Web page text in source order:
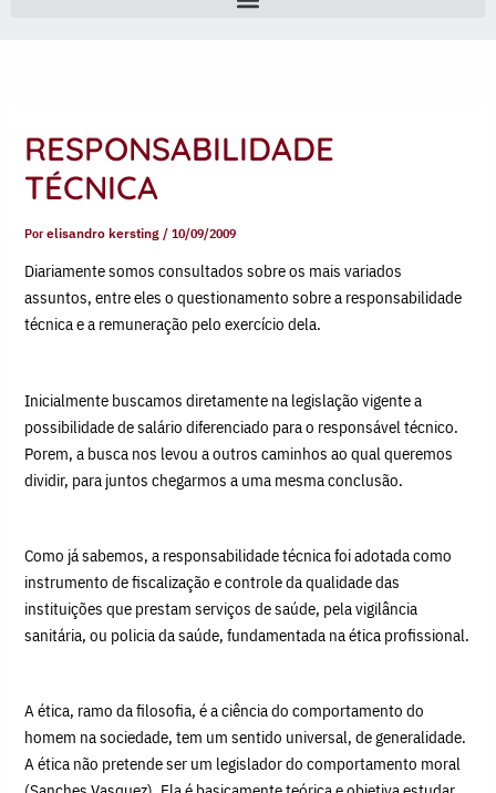
RESPONSABILIDADE
TÉCNICA
Porelisandro kersting /10/09/2009
Diariamente somos consultados sobre os mais variados
assuntos, entre eles o questionamento sobre a responsabilidade
técnica e a remuneração pelo exercício dela.
Inicialmente buscamos diretamente na legislação vigente a
possibilidade de salário diferenciado para o responsável técnico.
Porem, a busca nos levou a outros caminhos ao qual queremos
dividir, para juntos chegarmos a uma mesma conclusão.
Como já sabemos, a responsabilidade técnica foi adotada como
instrumento de fiscalização e controle da qualidade das
instituições que prestam serviços de saúde, pela vigilância
sanitária, ou policia da saúde, fundamentada na ética profissional.
A ética, ramo da filosofia, é a ciência do comportamento do
homem na sociedade, tem um sentido universal, de generalidade.
A ética não pretende ser um legislador do comportamento moral